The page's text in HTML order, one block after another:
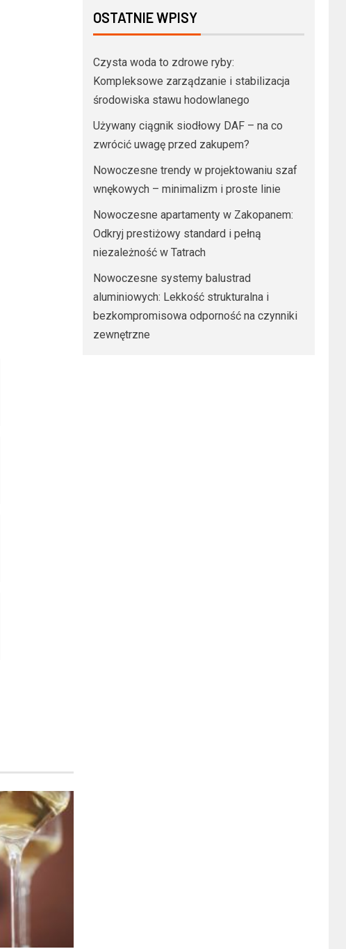
OSTATNIE WPISY
Czysta woda to zdrowe ryby:
Kompleksowe zarządzanie i stabilizacja
środowiska stawu hodowlanego
Używany ciągnik siodłowy DAF – na co
zwrócić uwagę przed zakupem?
Nowoczesne trendy w projektowaniu szaf
wnękowych – minimalizm i proste linie
Nowoczesne apartamenty w Zakopanem:
Odkryj prestiżowy standard i pełną
niezależność w Tatrach
Nowoczesne systemy balustrad
aluminiowych: Lekkość strukturalna i
bezkompromisowa odporność na czynniki
zewnętrzne